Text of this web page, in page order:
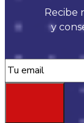
Recibe
y